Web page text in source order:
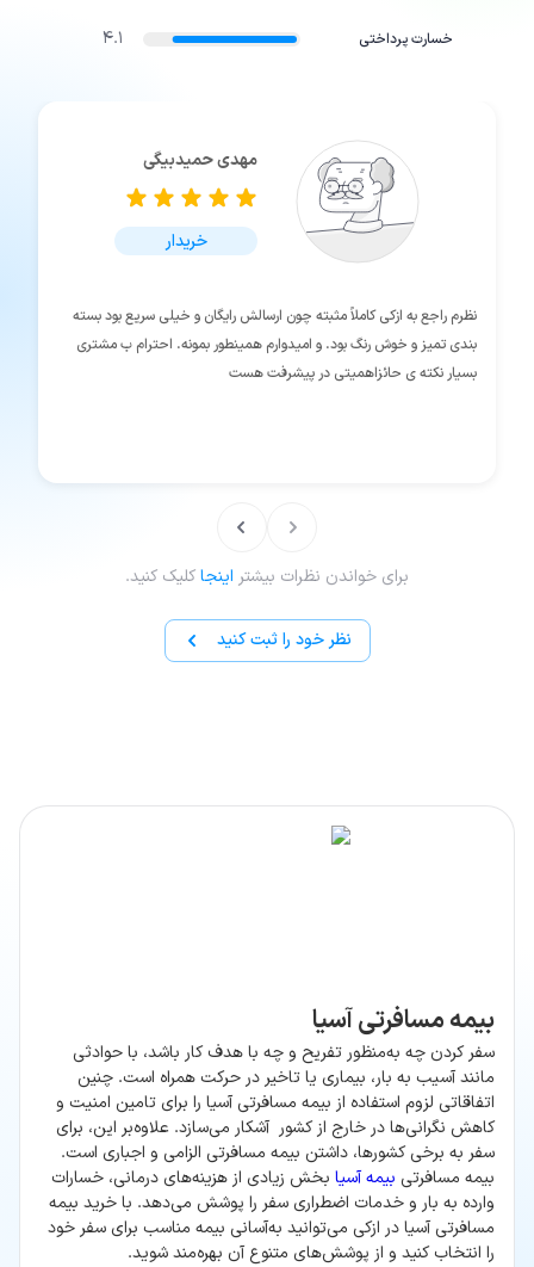
خسارت پرداختی 4.1
مهدی حمیدبیگی
خریدار
نظرم راجع به ازکی کاملاً مثبته چون ارسالش رایگان و خیلی سریع بود بسته
بندی تمیز و خوش رنگ بود. و امیدوارم همینطور بمونه. احترام ب مشتری
بسیار نکته ی حائزاهمیتی در پیشرفت هست
برای خواندن نظرات بیشتر اینجاکلیک کنید.
نظر خود را ثبت کنید
بیمه مسافرتی آسیا
سفر‌ کردن چه به‌منظور تفریح و چه با هدف کار باشد، با حوادثی
مانند آسیب به بار، بیماری یا تاخیر در حرکت همراه است. چنین
اتفاقاتی لزوم استفاده از بیمه مسافرتی آسیا را برای تامین امنیت و
کاهش نگرانی‌ها در خارج از کشور آشکار می‌سازد. علاوه‌بر این، برای
سفر به برخی کشورها، داشتن بیمه مسافرتی الزامی و اجباری است.
بیمه مسافرتی بیمه آسیا بخش زیادی از هزینه‌های درمانی، خسارات
وارده به بار و خدمات اضطراری سفر را پوشش می‌دهد. با خرید بیمه
مسافرتی آسیا در ازکی می‌توانید به‌آسانی بیمه مناسب برای سفر خود
را انتخاب کنید و از پوشش‌های متنوع آن بهره‌مند شوید.